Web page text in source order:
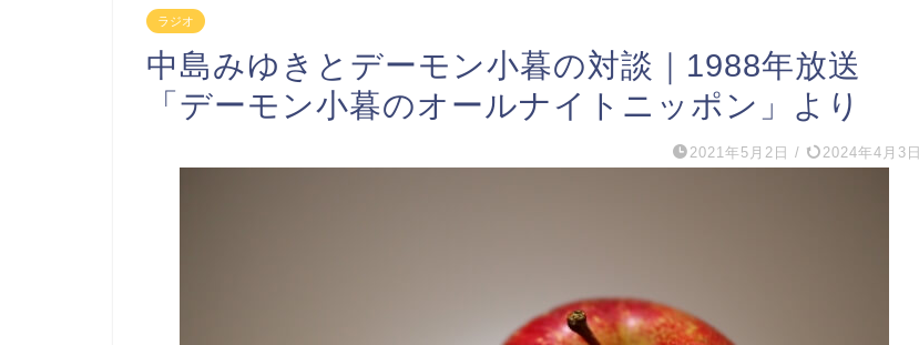
ラジオ
中島みゆきとデーモン小暮の対談｜1988年放送
「デーモン小暮のオールナイトニッポン」より
2021年5月2日 / 2024年4月3日